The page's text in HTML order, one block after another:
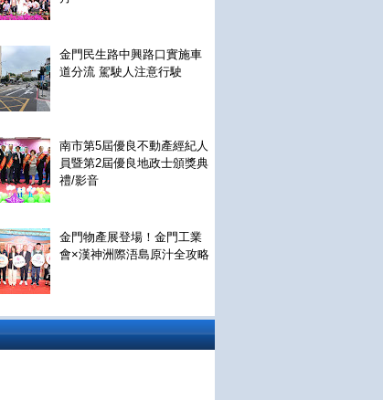
金門民生路中興路口實施車
道分流 駕駛人注意行駛
南市第5屆優良不動產經紀人
員暨第2屆優良地政士頒獎典
禮/影音
金門物產展登場！金門工業
會×漢神洲際浯島原汁全攻略